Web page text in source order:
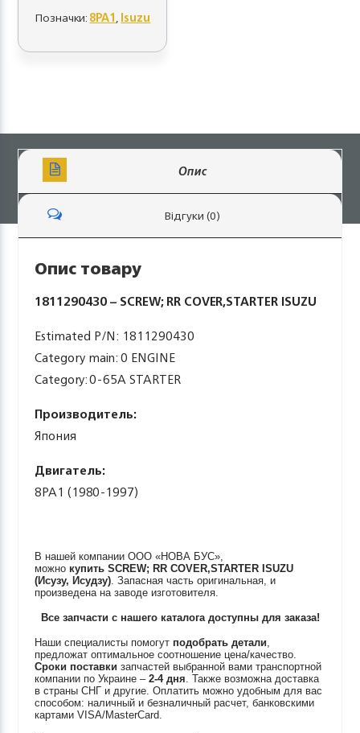
Позначки:8PA1,Isuzu
Опис
Відгуки (0)
Опис товару
1811290430 – SCREW; RR COVER,STARTER ISUZU
Estimated P/N: 1811290430
Category main: 0 ENGINE
Category: 0-65A STARTER
Производитель:
Япония
Двигатель:
8PA1 (1980-1997)
В нашей компании ООО «НОВА БУС»,
можно купитьSCREW; RR COVER,STARTER ISUZU
(Исузу, Исудзу). Запасная часть оригинальная, и
произведена на заводе изготовителя.
Все запчасти с нашего каталога доступны для заказа!
Наши специалисты помогут подобрать детали,
предложат оптимальное соотношение цена/качество.
Сроки поставки запчастей выбранной вами транспортной
компании по Украине –2-4 дня. Также возможна доставка
в страны СНГ и другие. Оплатить можно удобным для вас
способом: наличный и безналичный расчет, банковскими
картами VISA/MasterCard.